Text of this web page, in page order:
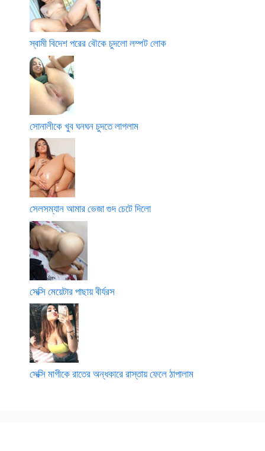
স্বামী বিদেশ পরের বৌকে চুদলো লম্পট লোক
সোনালীকে খুব ঘনঘন চুদতে লাগলাম
সেলসম্যান আমার ভেজা গুদ চেটে দিলো
সেক্সি মেয়েটার পাছায় বীর্যরস
সেক্সি মাগীকে রাতের অন্ধকারে রাস্তায় ফেলে ঠাপালাম